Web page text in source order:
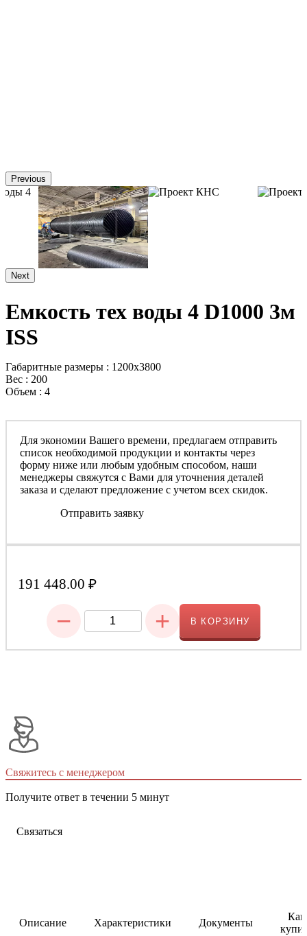
Previous
Next
Емкость тех воды 4 D1000 3м
ISS
Габаритные размеры : 1200x3800
Вес : 200
Объем : 4
Для экономии Вашего времени, предлагаем отправить
список необходимой продукции и контакты через
форму ниже или любым удобным способом, наши
менеджеры свяжутся с Вами для уточнения деталей
заказа и сделают предложение с учетом всех скидок.
Отправить заявку
191 448.00 ₽
− + В КОРЗИНУ
Свяжитесь с менеджером
Получите ответ в течении 5 минут
Связаться
Описание Характеристики Документы
Как